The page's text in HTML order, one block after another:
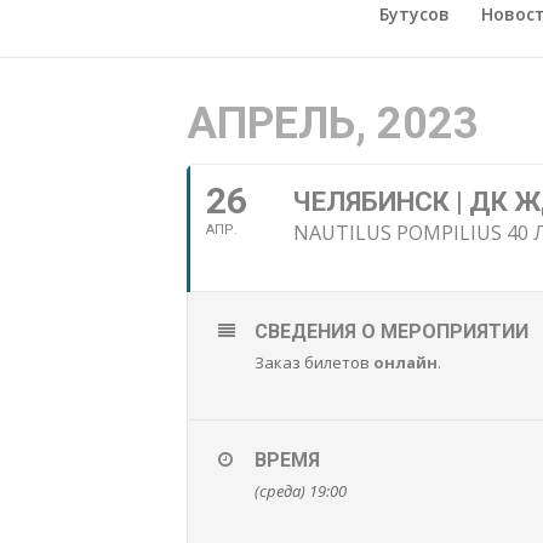
Бутусов
АПРЕЛЬ, 2023
26
АПР.
ЧЕЛЯБИНСК | ДК
NAUTILUS POMPILIUS 40
СВЕДЕНИЯ О МЕРОПРИЯТИИ
Заказ билетов онлайн.
ВРЕМЯ
(среда) 19:00